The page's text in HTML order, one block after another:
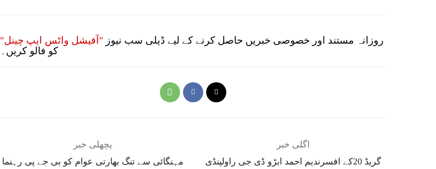
روزانہ مستند اور خصوصی خبریں حاصل کرنے کے لیے ڈیلی سب نیوز "آفیشل واٹس ایپ چینل"
کو فالو کریں۔
پچھلی خبر
مہنگائی سے تنگ بھارتی عوام کو بی جے پی رہنما
اگلی خبر
گریڈ 20کے افسرندیم احمد ابڑو ڈی جی راولپنڈی